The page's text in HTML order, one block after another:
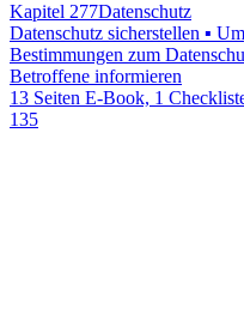
Kapitel 277Datenschutz
Datenschutz sicherstellen ▪
Bestimmungen zum
Betroffene informieren
13 Seiten E-Book, 1
135